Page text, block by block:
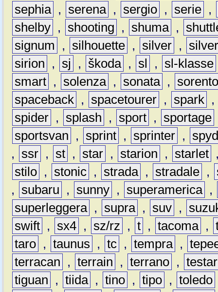
sephia , serena , sergio , serie ,
shelby , shooting , shuma ,
signum
, silhouette , silver ,
sirion
, sj , škoda , sl , sl-klasse
smart , solenza , sonata ,
spaceback , spacetourer , spark ,
spider , splash , sport , sportage
sportsvan
, sprint , sprinter ,
,
ssr , st , star , starion , starlet
stilo , stonic , strada , stradale ,
,
subaru , sunny , superamerica ,
superleggera , supra , suv ,
swift , sx4 , sz/rz , t , tacoma ,
taro , taunus , tc , tempra ,
terracan
, terrain , terrano ,
tiguan
, tiida , tino , tipo , toledo